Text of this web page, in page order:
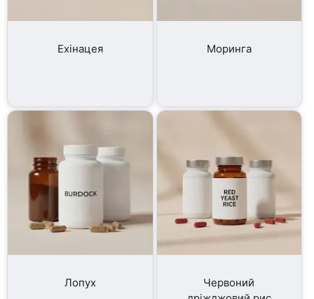
Ехінацея Моринга
Лопух
Червоний